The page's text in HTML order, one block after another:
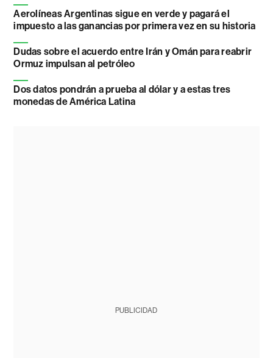
Aerolíneas Argentinas sigue en verde y pagará el
impuesto a las ganancias por primera vez en su historia
Dudas sobre el acuerdo entre Irán y Omán para reabrir
Ormuz impulsan al petróleo
Dos datos pondrán a prueba al dólar y a estas tres
monedas de América Latina
PUBLICIDAD